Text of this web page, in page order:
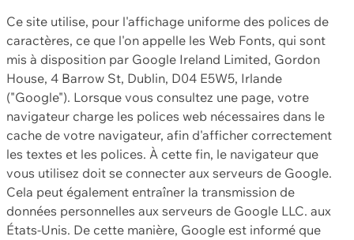
Ce site utilise, pour l'affichage uniforme des polices de
caractères, ce que l'on appelle les Web Fonts, qui sont
mis à disposition par Google Ireland Limited, Gordon
House, 4 Barrow St, Dublin, D04 E5W5, Irlande
("Google"). Lorsque vous consultez une page, votre
navigateur charge les polices web nécessaires dans le
cache de votre navigateur, afin d'afficher correctement
les textes et les polices. À cette fin, le navigateur que
vous utilisez doit se connecter aux serveurs de Google.
Cela peut également entraîner la transmission de
données personnelles aux serveurs de Google LLC. aux
États-Unis. De cette manière, Google est informé que